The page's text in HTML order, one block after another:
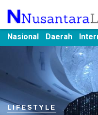
Nasional Daerah
LIFESTYLE
PROVINSI RIAU